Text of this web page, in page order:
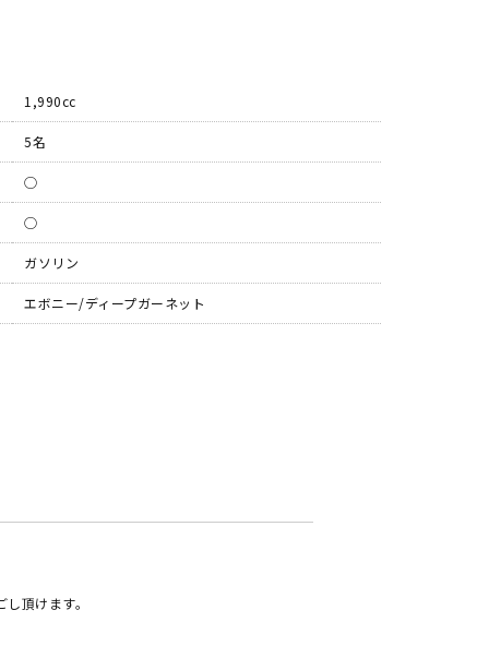
1,990cc
5名
◯
◯
ガソリン
エボニー/ディープガーネット
頂けます。